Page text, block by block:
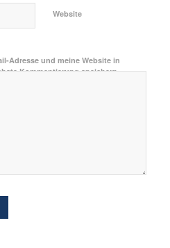
Website
Adresse und meine Website in
Kommentierung speichern.